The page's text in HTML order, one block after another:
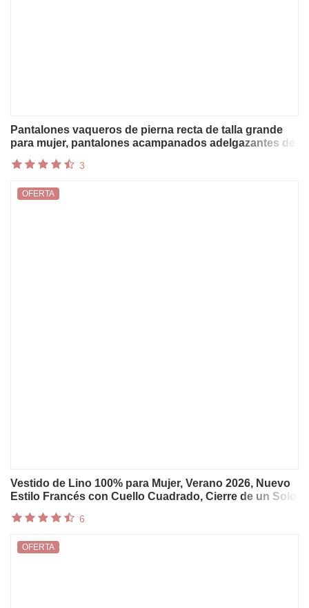
Pantalones vaqueros de pierna recta de talla grande
para mujer, pantalones acampanados adelgazantes de
novedad de 2025
3
Vestido de Lino 100% para Mujer, Verano 2026, Nuevo
Estilo Francés con Cuello Cuadrado, Cierre de un Solo
Vestidos Cortos
OFERTA
6
OFERTA